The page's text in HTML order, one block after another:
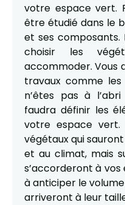
votre espace vert.
être étudié dans le
et ses composants.
choisir les
accommoder. Vous
travaux comme
n’êtes pas à
faudra définir les
votre espace vert.
végétaux qui
et au climat, mais
s’accorderont à vos
à anticiper le
arriveront à leur